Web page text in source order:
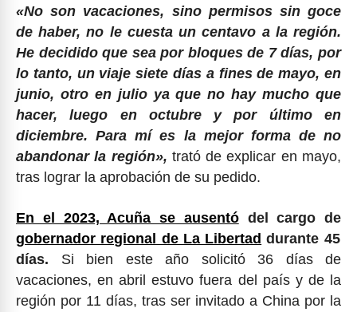
«No son vacaciones, sino permisos sin goce
de haber, no le cuesta un centavo a la región.
He decidido que sea por bloques de 7 días, por
lo tanto, un viaje siete días a fines de mayo, en
junio, otro en julio ya que no hay mucho que
hacer, luego en octubre y por último en
diciembre. Para mí es la mejor forma de no
abandonar la región», trató de explicar en mayo,
tras lograr la aprobación de su pedido.
En el 2023, Acuña se ausentó del cargo de
gobernador regional de La Libertad durante 45
días. Si bien este año solicitó 36 días de
vacaciones, en abril estuvo fuera del país y de la
región por 11 días, tras ser invitado a China por la